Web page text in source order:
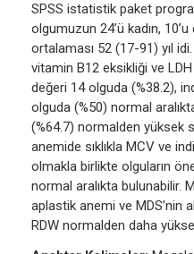
SPSS istatistik paket
olgumuzun 24’ü kadın,
ortalaması 52 (17-91) yıl
vitamin B12 eksikliği ve
değeri 14 olguda (%38.2),
olguda (%50) normal
(%64.7) normalden yüksek
anemide sıklıkla MCV ve
olmakla birlikte olguların
normal aralıkta bulunabilir.
aplastik anemi ve MDS’nin
RDW normalden daha